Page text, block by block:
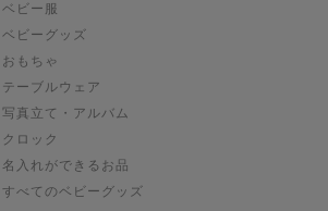
ベビー服
ベビーグッズ
おもちゃ
テーブルウェア
写真立て・アルバム
クロック
名入れができるお品
すべてのベビーグッズ